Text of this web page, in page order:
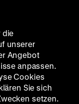
die
unserer
Angebot
anpassen.
Cookies
Sie sich
setzen.